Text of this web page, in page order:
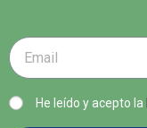
He leído y acepto la